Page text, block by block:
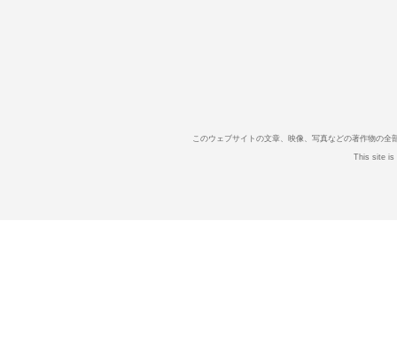
このウェブサイトの文章、映像、写真などの著作物の
This site is